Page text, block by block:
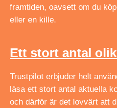
framtiden, oavsett om du
eller en kille.
Ett stort antal
Trustpilot erbjuder helt
läsa ett stort antal aktuella
och därför är det lovvärt att